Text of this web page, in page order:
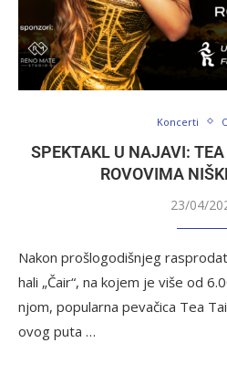
Koncerti
SPEKTAKL U NAJAVI:
ROVOVIMA
23/04/
Nakon prošlogodišnjeg
hali „Čair“, na kojem je više od
njom, popularna pevačica Tea
ovog puta …